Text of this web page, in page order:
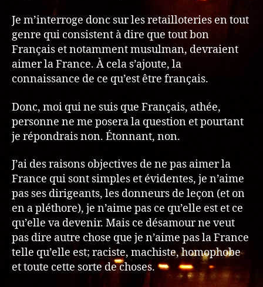
Je m’interroge donc sur les retailloteries en tout
genre qui consistent à dire que tout bon
Français et notamment musulman, devraient
aimer la France. À cela s’ajoute, la
connaissance de ce qu’est être français.
Donc, moi qui ne suis que Français, athée,
personne ne me posera la question et pourtant
je répondrais non. Étonnant, non.
J’ai des raisons objectives de ne pas aimer la
France qui sont simples et évidentes, je n’aime
pas ses dirigeants, les donneurs de leçon (et on
en a pléthore), je n’aime pas ce qu’elle est et ce
qu’elle va devenir. Mais ce désamour ne veut
pas dire autre chose que je n’aime pas la France
telle qu’elle est; raciste, machiste, homophobe
et toute cette sorte de choses.